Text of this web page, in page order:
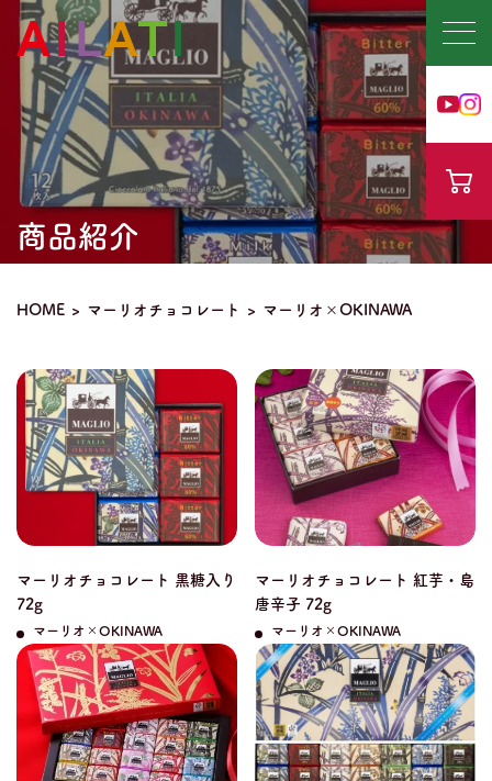
商品紹介
HOME マーリオチョコレート マーリオ×OKINAWA
マーリオチョコレート 黒糖入り
72g
マーリオ×OKINAWA
マーリオチョコレート 紅芋・島
唐辛子 72g
マーリオ×OKINAWA